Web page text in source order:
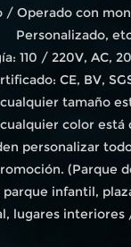
/ Operado con
Personalizado,
110 / 220V, AC,
CE, BV,
tamaño
color está
personalizar
(Parque
infantil,
lugares interiores